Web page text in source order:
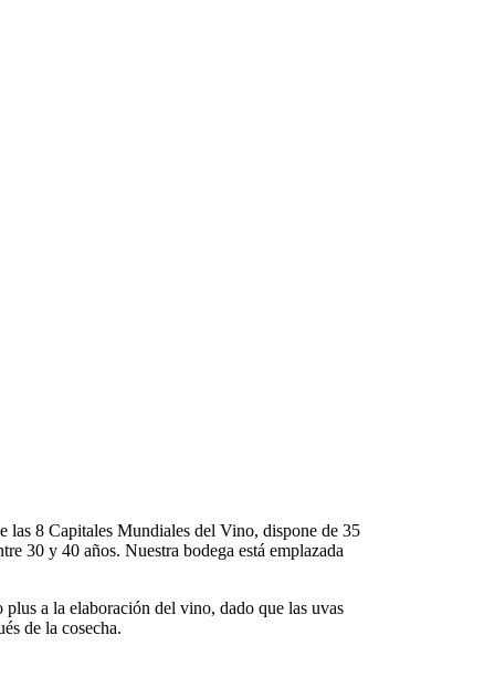
las 8 Capitales Mundiales del Vino, dispone de 35
30 y 40 años. Nuestra bodega está emplazada
plus a la elaboración del vino, dado que las uvas
de la cosecha.